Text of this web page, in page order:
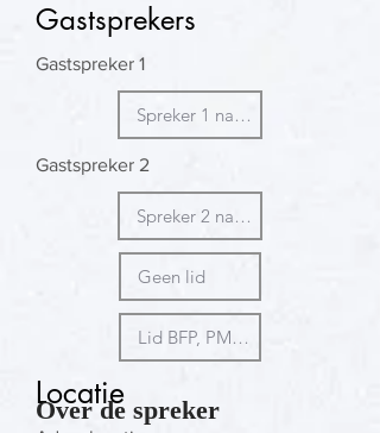
Gastsprekers
Gastspreker 1
Gastspreker 2
Locatie
Over de spreker